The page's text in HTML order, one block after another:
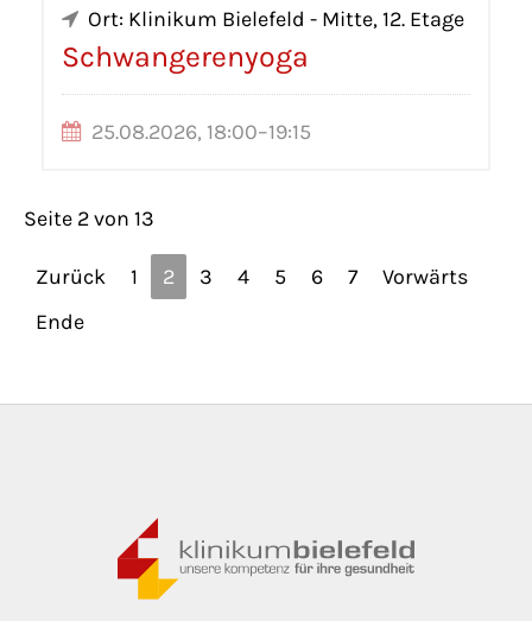
Ort: Klinikum Bielefeld - Mitte, 12. Etage
Schwangerenyoga
25.08.2026, 18:00–19:15
Seite 2 von 13
Zurück 1 2 3 4 5 6 7
Vorwärts
Ende